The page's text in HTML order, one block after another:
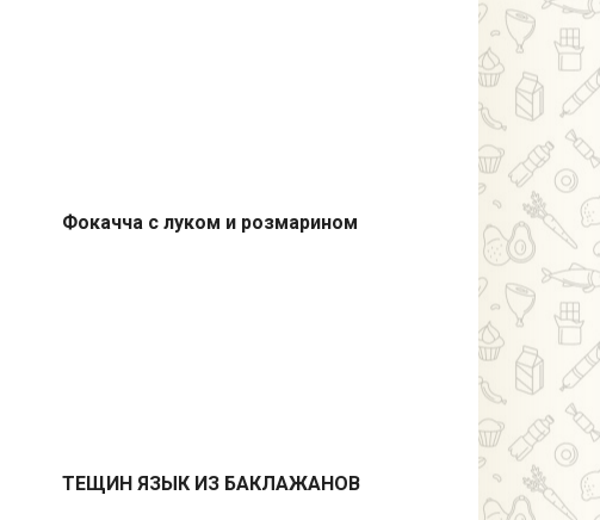
Фокачча с луком и розмарином
ТЕЩИН ЯЗЫК ИЗ БАКЛАЖАНОВ